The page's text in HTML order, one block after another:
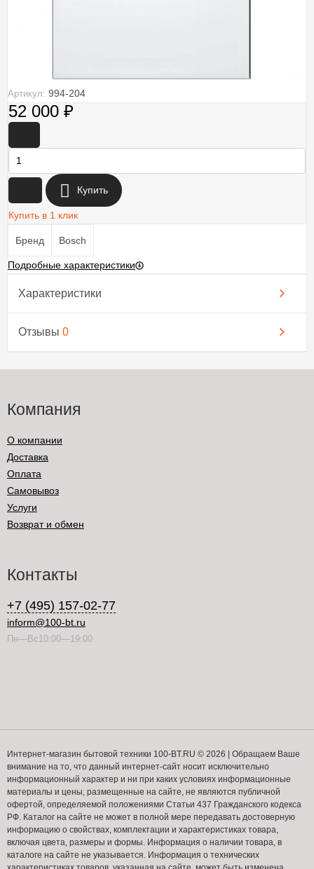
Артикул: 994-204
52 000 ₽
Купить
Купить в 1 клик
Бренд Bosch
Подробные характеристики
Характеристики
Отзывы 0
Компания
О компании
Доставка
Оплата
Самовывоз
Услуги
Возврат и обмен
Контакты
+7 (495) 157-02-77
inform@100-bt.ru
Пн—Вс10:00—19:00
Интернет-магазин бытовой техники 100-BT.RU © 2026 | Обращаем Ваше
внимание на то, что данный интернет-сайт носит исключительно
информационный характер и ни при каких условиях информационные
материалы и цены, размещенные на сайте, не являются публичной
офертой, определяемой положениями Статьи 437 Гражданского кодекса
РФ. Каталог на сайте не может в полной мере передавать достоверную
информацию о свойствах, комплектации и характеристиках товара,
включая цвета, размеры и формы. Информация о наличии товара, в
каталоге на сайте не указывается. Информация о технических